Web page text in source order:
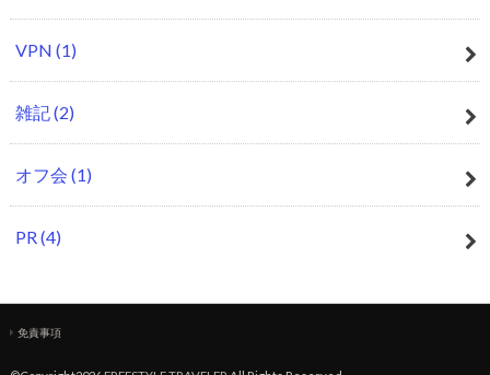
VPN (1)
雑記(2)
オフ会 (1)
PR(4)
免責事項